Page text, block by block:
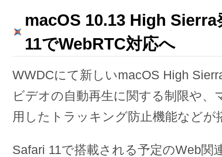
macOS 10.13 High
11でWebRTC対応へ
WWDCにて新しいmacOS High
ビデオの自動再生に関する制限や、
用したトラッキング防止機能など
Safari 11で搭載される予定のWeb関